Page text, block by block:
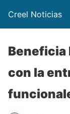
Creel Noticias
Beneficia
con la